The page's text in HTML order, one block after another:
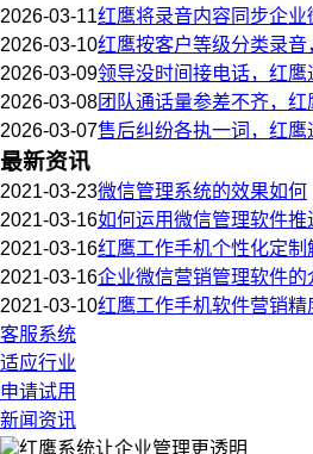
2026-03-11红鹰将录音内容同步企
2026-03-10红鹰按客户等级分类录
2026-03-09领导没时间接电话，红
2026-03-08团队通话量参差不齐，
2026-03-07售后纠纷各执一词，红
最新资讯
2021-03-23微信管理系统的效果如何
2021-03-16如何运用微信管理软件推
2021-03-16红鹰工作手机个性化定制
2021-03-16企业微信营销管理软件的
2021-03-10红鹰工作手机软件营销精
客服系统
适应行业
申请试用
新闻资讯
红鹰系统让企业管理更透明